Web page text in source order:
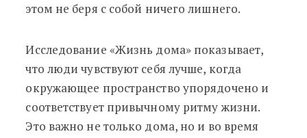
этом не беря с собой ничего лишнего.
Исследование «Жизнь дома» показывает,
что люди чувствуют себя лучше, когда
окружающее пространство упорядочено и
соответствует привычному ритму жизни.
Это важно не только дома, но и во время